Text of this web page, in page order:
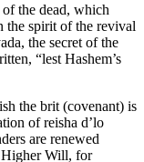
the dead, which
the spirit of the revival
the secret of the
“lest Hashem’s
the brit (covenant) is
of reisha d’lo
are renewed
Will, for